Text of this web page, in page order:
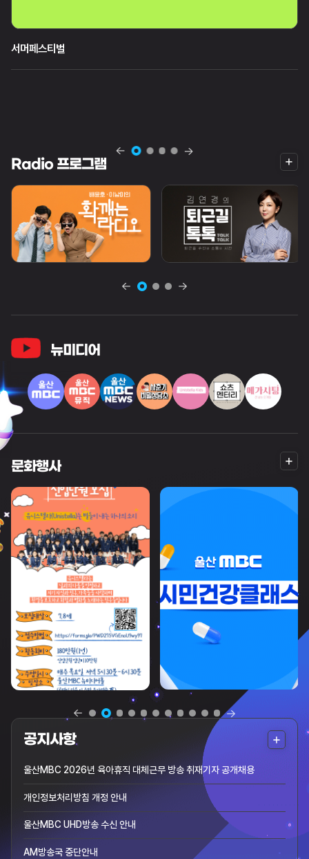
서머페스티벌
Radio 프로그램
더
보
기
뉴미디어
문화행사
더
기
공지사항
울산MBC 2026년 육아휴직 대체근무 방송 취재기자 공개채용
개인정보처리방침 개정 안내
울산MBC UHD방송 수신 안내
AM방송국 중단안내
더